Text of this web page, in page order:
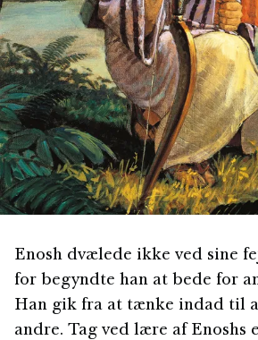
Enosh dvælede ikke ved sine
for begyndte han at bede for
Han gik fra at tænke indad til
andre. Tag ved lære af Enoshs